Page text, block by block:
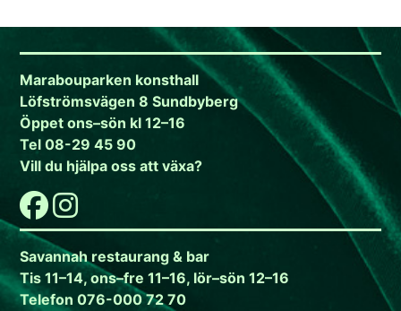
Marabouparken konsthall
Löfströmsvägen 8 Sundbyberg
Öppet ons–sön kl 12–16
Tel 08-29 45 90
Vill du hjälpa oss att växa?
Savannah restaurang & bar
Tis 11–14, ons–fre 11–16, lör–sön 12–16
Telefon 076-000 72 70